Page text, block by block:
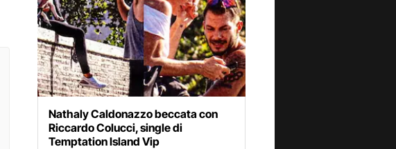
Nathaly Caldonazzo beccata con
Riccardo Colucci, single di
Temptation Island Vip